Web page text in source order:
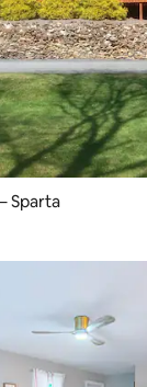
Sparta